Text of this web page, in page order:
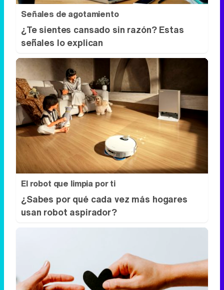
Señales de agotamiento
¿Te sientes cansado sin razón? Estas
señales lo explican
El robot que limpia por ti
¿Sabes por qué cada vez más hogares
usan robot aspirador?